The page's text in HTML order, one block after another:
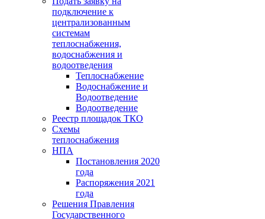
подключение к
централизованным
системам
теплоснабжения,
водоснабжения и
водоотведения
Теплоснабжение
Водоснабжение и
Водоотведение
Водоотведение
Реестр площадок ТКО
Схемы
теплоснабжения
НПА
Постановления 2020
года
Распоряжения 2021
года
Решения Правления
Государственного